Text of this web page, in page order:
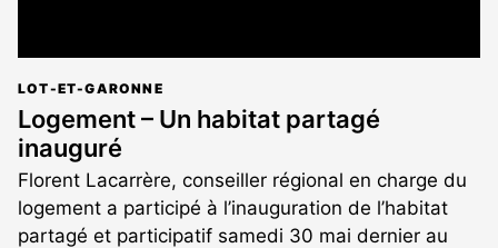
LOT-ET-GARONNE
Logement – Un habitat partagé
inauguré
Florent Lacarrère, conseiller régional en charge du
logement a participé à l’inauguration de l’habitat
partagé et participatif samedi 30 mai dernier au